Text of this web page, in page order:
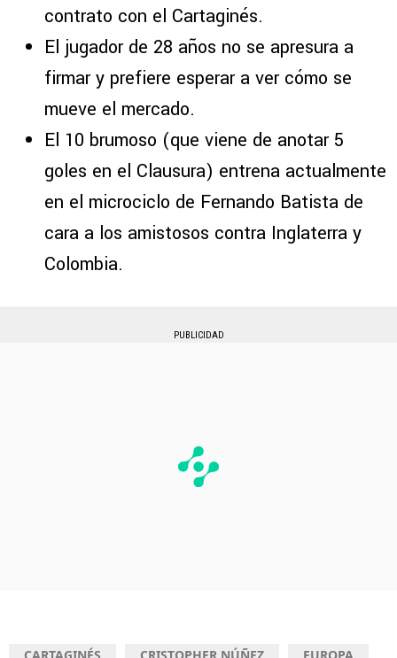
contrato con el Cartaginés.
El jugador de 28 años no se apresura a
firmar y prefiere esperar a ver cómo se
mueve el mercado.
El 10 brumoso (que viene de anotar 5
goles en el Clausura) entrena actualmente
en el microciclo de Fernando Batista de
cara a los amistosos contra Inglaterra y
Colombia.
PUBLICIDAD